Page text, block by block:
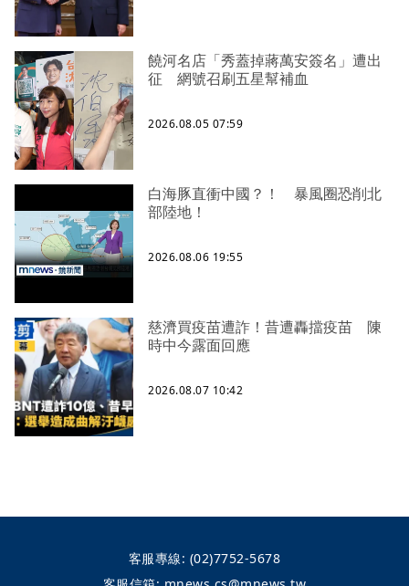
饒河名店「秀蓋掉蔣萬安簽名」遭出
征 網號召刷五星幫補血
2026.08.05 07:59
白海豚直衝中國？！ 暴風圈恐削北
部陸地！
2026.08.06 19:55
慈濟買疫苗遭詐！昔遭轟擋疫苗 陳
時中今露面回應
2026.08.07 10:42
客服專線: (02)7752-5678